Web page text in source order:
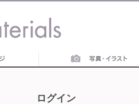
ログイン